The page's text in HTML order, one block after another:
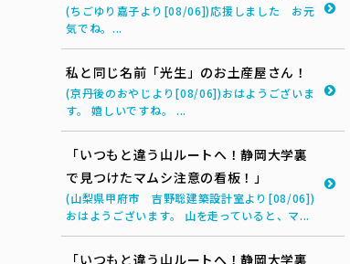
(ちごゆり嘉子より[08/06])応援しました お元
気でね。...
私と同じ名前「光生」のお土産屋さん！
(京丹後のおやじより[08/06])おはようございま
す。 嬉しいですね。 ...
「いつもと違う山ルートへ！静岡大学裏
で見つけたマムシ注意の看板！」
(山梨県甲府市 吉野聡建築設計室より[08/06])
おはようございます。 山を走っていると、マ...
「いつもと違う山ルートへ！静岡大学裏